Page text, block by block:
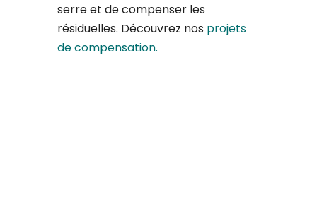
serre et de compenser les
résiduelles. Découvrez nos projets
de compensation.